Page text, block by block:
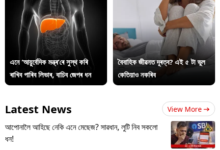
এনে ‘আয়ুৰ্বেদিক মন্ত্ৰ’ৰে সুস্থ কৰি
ৰাখিব পাৰিব লিভাৰ, বাচিব জেপৰ ধন
বৈবাহিক জীৱনত দূৰত্ব? এই ৫ টা ভুল
কেতিয়াও নকৰিব
Latest News View More
আপোনালৈ আহিছে নেকি এনে মেছেজ? সাৱধান, লুটি নিব সকলো
ধন!